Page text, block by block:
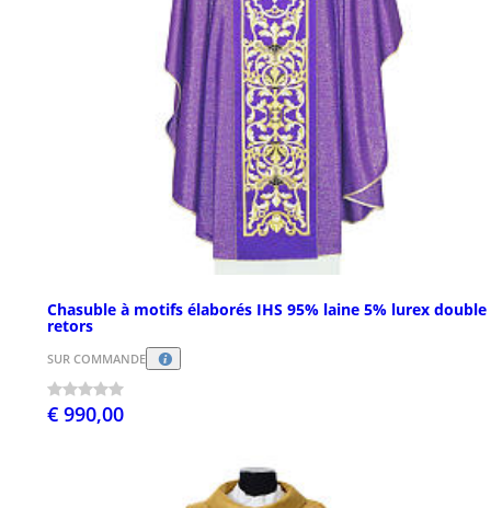
Chasuble à motifs élaborés IHS 95% laine 5% lurex double
retors
SUR COMMANDE
€ 990,00